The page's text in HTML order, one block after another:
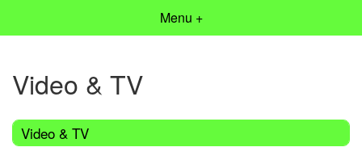
Menu +
Video & TV
Video & TV